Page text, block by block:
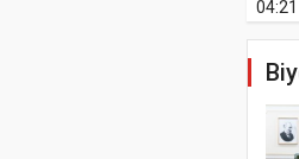
04:21